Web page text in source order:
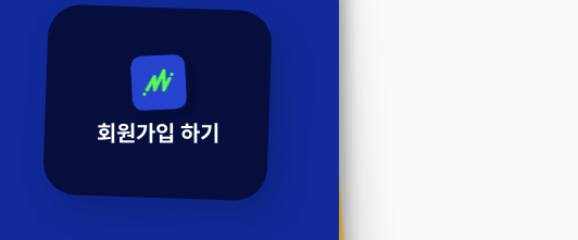
회원가입 하기